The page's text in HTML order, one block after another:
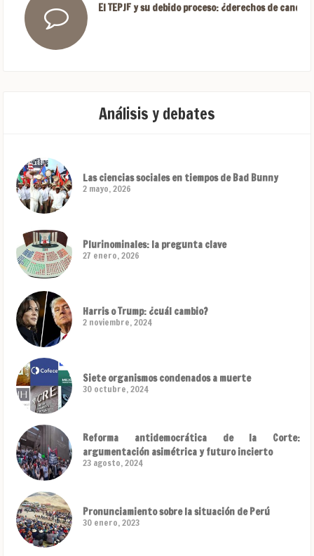
El TEPJF y su debido proceso: ¿derechos de
Análisis y debates
Las ciencias sociales en tiempos de Bad Bunny
2 mayo, 2026
Plurinominales: la pregunta clave
27 enero, 2026
Harris o Trump: ¿cuál cambio?
2 noviembre, 2024
Siete organismos condenados a muerte
30 octubre, 2024
Reforma antidemocrática de la Corte:
argumentación asimétrica y futuro incierto
23 agosto, 2024
Pronunciamiento sobre la situación de Perú
30 enero, 2023